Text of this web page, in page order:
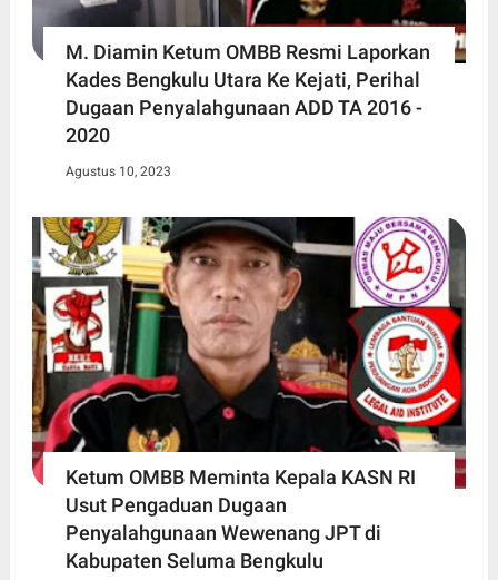
M. Diamin Ketum OMBB Resmi Laporkan
Kades Bengkulu Utara Ke Kejati, Perihal
Dugaan Penyalahgunaan ADD TA 2016 -
2020
Agustus 10, 2023
Ketum OMBB Meminta Kepala KASN RI
Usut Pengaduan Dugaan
Penyalahgunaan Wewenang JPT di
Kabupaten Seluma Bengkulu